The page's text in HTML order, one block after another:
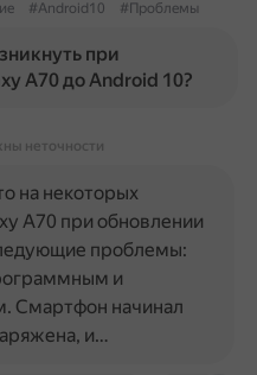
#Android10 #Проблемы
при
A70 до Android 10?
неточности
на некоторых
A70 при обновлении
проблемы:
и
Смартфон начинал
и…